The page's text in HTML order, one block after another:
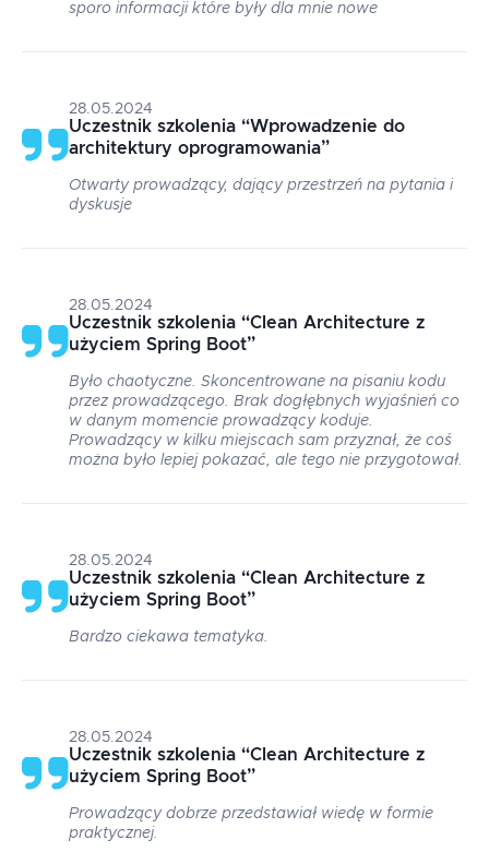
sporo informacji które były dla mnie nowe
28.05.2024
Uczestnik szkolenia “Wprowadzenie do
architektury oprogramowania”
Otwarty prowadzący, dający przestrzeń na pytania i
dyskusje
28.05.2024
Uczestnik szkolenia “Clean Architecture z
użyciem Spring Boot”
Było chaotyczne. Skoncentrowane na pisaniu kodu
przez prowadzącego. Brak dogłębnych wyjaśnień co
w danym momencie prowadzący koduje.
Prowadzący w kilku miejscach sam przyznał, że coś
można było lepiej pokazać, ale tego nie przygotował.
28.05.2024
Uczestnik szkolenia “Clean Architecture z
użyciem Spring Boot”
Bardzo ciekawa tematyka.
28.05.2024
Uczestnik szkolenia “Clean Architecture z
użyciem Spring Boot”
Prowadzący dobrze przedstawiał wiedę w formie
praktycznej.